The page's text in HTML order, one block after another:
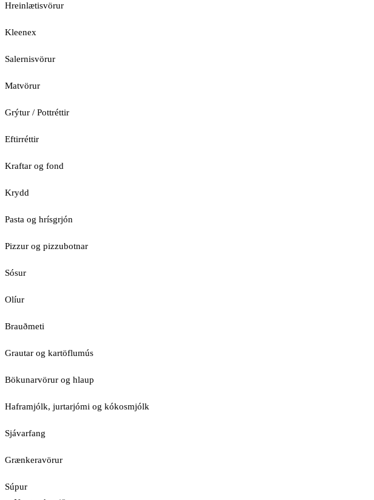
Hreinlætisvörur
Kleenex
Salernisvörur
Matvörur
Grýtur / Pottréttir
Eftirréttir
Kraftar og fond
Krydd
Pasta og hrísgrjón
Pizzur og pizzubotnar
Sósur
Olíur
Brauðmeti
Grautar og kartöflumús
Bökunarvörur og hlaup
Haframjólk, jurtarjómi og kókosmjólk
Sjávarfang
Grænkeravörur
Súpur